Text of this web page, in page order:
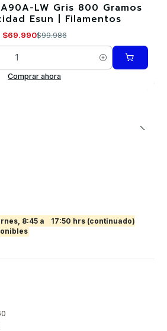
LW Gris 800 Gramos
Esun | Filamentos
$69.990$99.986
Comprar ahora
8:45 a
17:50 hrs (continuado)